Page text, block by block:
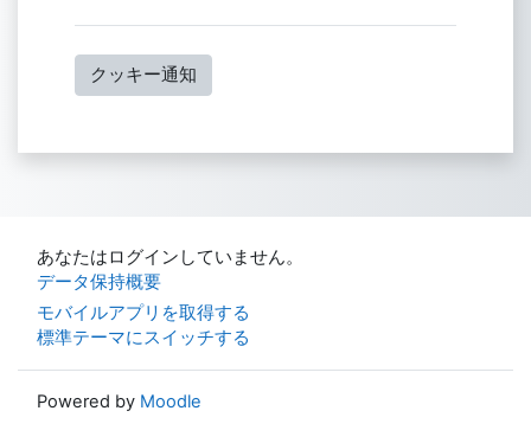
クッキー通知
あなたはログインしていません。
データ保持概要
モバイルアプリを取得する
標準テーマにスイッチする
Powered by Moodle